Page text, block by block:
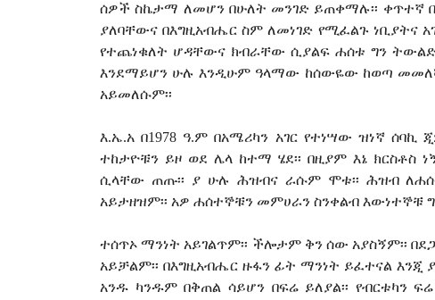
ሰዎች ስኬታማ ለመሆን በሁለት መንገድ ይጠቀማሉ፡፡ ቀጥተኛ
ያለባቸውና በእግዚአብሔር ስም ለመነገድ የሚፈልጉ ነቢያትና
የተጨነቁለት ሆዳቸውና ክብራቸው ሲያልፍ ሐሰቱ ግን
እንደማይሆን ሁሉ እንዲሁም ዓላማው ከሰውዬው ከወጣ መመለሻ
አይመለሱም፡፡
እ.ኤ.አ በ1978 ዓ.ም በአሜሪካን አገር የተነሣው ዝነኛ
ተከታዮቹን ይዞ ወደ ሌላ ከተማ ሄደ፡፡ በዚያም እኔ
ሲላቸው ጠጡ፡፡ ያ ሁሉ ሕዝብና ራሱም ሞቱ፡፡ ሕዝብ
አይታዘዝም፡፡ አዎ ሐሰተኞቹን መምሀራን ስንቀልብ እውነተኞቹ
ተሰጥኦ ማንነት አይገልጥም፡፡ ችሎታም ቅን ሰው አያስኝም፡፡
አይቻልም፡፡ በእግዚአብሔር ዙፋን ፊት ማንነት ይፈተናል እንጂ
አንዱ ካንዱም በቅጠል ሳይሆን በፍሬ ይለያል፡፡ የብርቱካን